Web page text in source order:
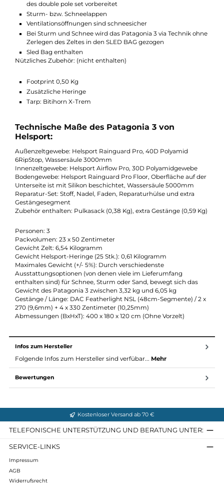
Funktionen des Patagonia 3 von Helsport:
Sehr windstabile Bauform
Echte wintertaugliche Belüftung
Gleichzeitige Verwendung von 2 Gestänge-Set´s möglich /
Gestängekanäle und -aufnahmen sind für die Verwendung
des double pole set vorbereitet
Sturm- bzw. Schneelappen
Bei Sturm und Schnee wird das Patagonia 3 via Technik
Zerlegen des Zeltes in den SLED BAG gezogen
Sled Bag enthalten
Nützliches Zubehör: (nicht enthalten)
Footprint 0,50 Kg
Zusätzliche Heringe
Tarp: Bitihorn X-Trem
Technische Maße des Patagonia 3 von
Helsport:
Außenzeltgewebe: Helsport Rainguard Pro, 40D Polyamid
6RipStop, Wassersäule 3000mm
Innenzeltgewebe: Helsport Airflow Pro, 30D Polyamidgewebe
Bodengewebe: Helsport Rainguard Pro Floor, Oberfläche auf
Unterseite ist mit Silikon beschichtet, Wassersäule 5000mm
Reparatur-Set: Stoff, Nadel, Faden, Reparaturhülse und extra
Gestängesegment
Personen: 3
Packvolumen: 23 x 50 Zentimeter
Gewicht Helsport-Heringe (25 Stk.): 0,61 Kilogramm
Gewicht des Patagonia 3 zwischen 3,32 kg und 6,05 kg
Gestänge / Länge: DAC Featherlight NSL (48cm-Segmente) /
270 (9,6mm) + 4 x 330 Zentimeter (10,25mm)
Abmessungen (BxHxT): 400 x 180 x 120 cm (Ohne Vorzelt)